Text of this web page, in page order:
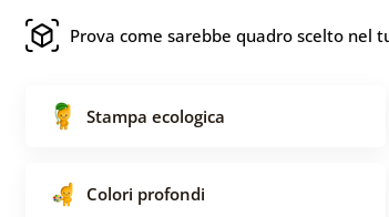
Prova come sarebbe quadro scelto nel
Stampa ecologica
Colori profondi